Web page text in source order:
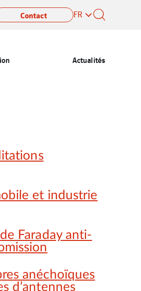
Contact FR
Actualités
et industrie
Faraday anti-
anéchoïques
d’antennes